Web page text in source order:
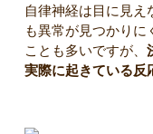
自律神経は目に見
も異常が見つかりに
ことも多いですが、
実際に起きている反